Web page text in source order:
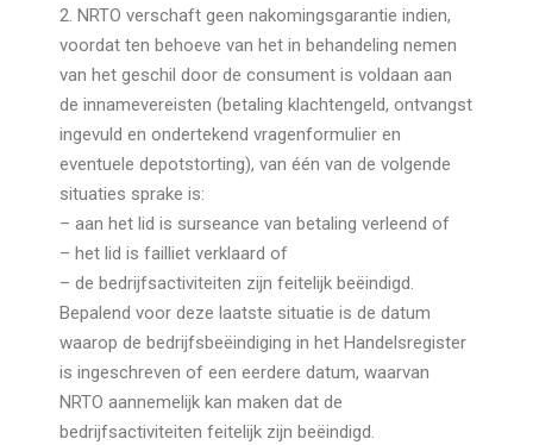
2. NRTO verschaft geen nakomingsgarantie indien,
voordat ten behoeve van het in behandeling nemen
van het geschil door de consument is voldaan aan
de innamevereisten (betaling klachtengeld, ontvangst
ingevuld en ondertekend vragenformulier en
eventuele depotstorting), van één van de volgende
situaties sprake is:
– aan het lid is surseance van betaling verleend of
– het lid is failliet verklaard of
– de bedrijfsactiviteiten zijn feitelijk beëindigd.
Bepalend voor deze laatste situatie is de datum
waarop de bedrijfsbeëindiging in het Handelsregister
is ingeschreven of een eerdere datum, waarvan
NRTO aannemelijk kan maken dat de
bedrijfsactiviteiten feitelijk zijn beëindigd.